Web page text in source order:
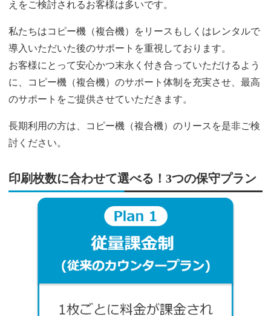
えをご検討されるお客様は多いです。
私たちはコピー機（複合機）をリースもしくはレンタルで
導入いただいた後のサポートを重視しております。
お客様にとって安心かつ末永く付き合っていただけるよう
に、コピー機（複合機）のサポート体制を充実させ、最高
のサポートをご提供させていただきます。
長期利用の方は、コピー機（複合機）のリースを是非ご検
討ください。
印刷枚数に合わせて選べる！3つの保守プラン